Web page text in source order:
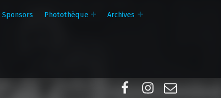
Sponsors Photothèque Archives
Facebook
Instagram
E-mail